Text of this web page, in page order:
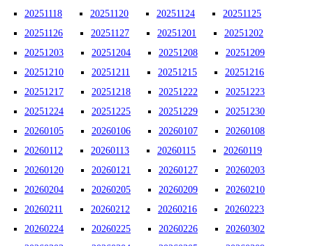
20251118
20251120 20251124
20251125
20251126
20251127 20251201
20251202
20251203
20251204 20251208
20251209
20251210
20251211 20251215
20251216
20251217
20251218 20251222
20251223
20251224
20251225 20251229
20251230
20260105
20260106 20260107
20260108
20260112
20260113 20260115
20260119
20260120
20260121 20260127
20260203
20260204
20260205 20260209
20260210
20260211
20260212 20260216
20260223
20260224
20260225 20260226
20260302